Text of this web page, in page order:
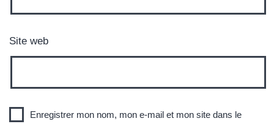
Site web
Enregistrer mon nom, mon e-mail et mon site dans le